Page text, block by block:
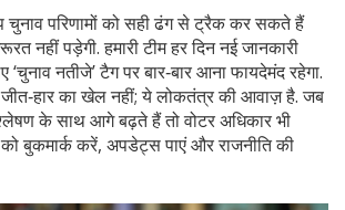
परिणामों को सही ढंग से ट्रैक कर सकते हैं
नहीं पड़ेगी. हमारी टीम हर दिन नई जानकारी
‘चुनाव नतीजे’ टैग पर बार‑बार आना फायदेमंद रहेगा.
का खेल नहीं; ये लोकतंत्र की आवाज़ है. जब
के साथ आगे बढ़ते हैं तो वोटर अधिकार भी
बुकमार्क करें, अपडेट्स पाएं और राजनीति की